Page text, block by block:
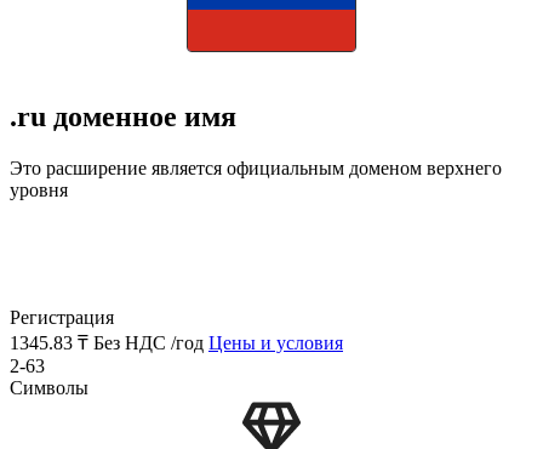
.ru доменное имя
Это расширение является официальным доменом верхнего
уровня
Регистрация
1345.83 ₸ Без НДС /год Цены и условия
2-63
Символы